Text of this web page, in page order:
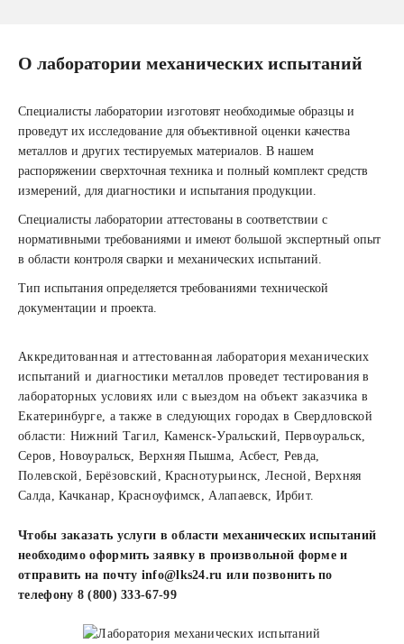
О лаборатории механических испытаний
Специалисты лаборатории изготовят необходимые образцы и
проведут их исследование для объективной оценки качества
металлов и других тестируемых материалов. В нашем
распоряжении сверхточная техника и полный комплект средств
измерений, для диагностики и испытания продукции.
Специалисты лаборатории аттестованы в соответствии с
нормативными требованиями и имеют большой экспертный опыт
в области контроля сварки и механических испытаний.
Тип испытания определяется требованиями технической
документации и проекта.
Аккредитованная и аттестованная лаборатория механических
испытаний и диагностики металлов проведет тестирования в
лабораторных условиях или с выездом на объект заказчика в
Екатеринбурге, а также в следующих городах в Свердловской
области: Нижний Тагил, Каменск-Уральский, Первоуральск,
Серов, Новоуральск, Верхняя Пышма, Асбест, Ревда,
Полевской, Берёзовский, Краснотурьинск, Лесной, Верхняя
Салда, Качканар, Красноуфимск, Алапаевск, Ирбит.
Чтобы заказать услуги в области механических испытаний
необходимо оформить заявку в произвольной форме и
отправить на почту info@lks24.ru или позвонить по
телефону 8 (800) 333-67-99